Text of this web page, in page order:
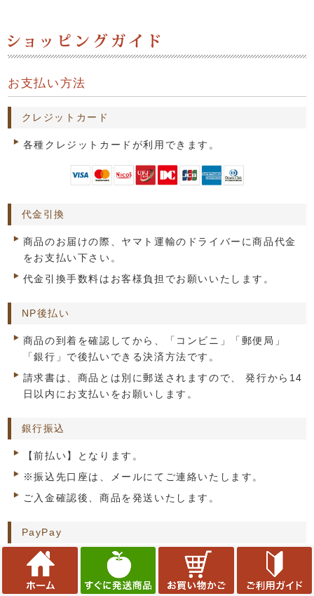
お支払い方法
クレジットカード
各種クレジットカードが利用できます。
代金引換
商品のお届けの際、ヤマト運輸のドライバーに商品代金
をお支払い下さい。
代金引換手数料はお客様負担でお願いいたします。
NP後払い
商品の到着を確認してから、「コンビニ」「郵便局」
「銀行」で後払いできる決済方法です。
請求書は、商品とは別に郵送されますので、 発行から14
日以内にお支払いをお願いします。
銀行振込
【前払い】となります。
※振込先口座は、メールにてご連絡いたします。
ご入金確認後、商品を発送いたします。
PayPay
PayPay（オンライン決済）を利用してご注文いただけま
す。